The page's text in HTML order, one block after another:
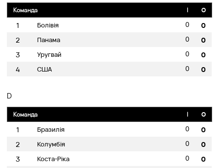
Команда I O
1 Болівія 0
0
2
Панама 0
0
3
Уругвай 0
0
4
США 0 0
D
Команда I O
1 Бразилія 0
0
2
Колумбія 0
0
3
Коста-Ріка 0
0